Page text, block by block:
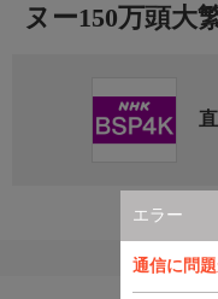
エラー
通信に問
ヌー150万頭大